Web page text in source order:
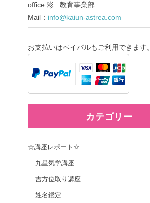
office.彩 教育事業部
Mail： info@kaiun-astrea.com
お支払いはペイパルもご利用できます。
カテゴリー
☆講座レポート☆
九星気学講座
吉方位取り講座
姓名鑑定